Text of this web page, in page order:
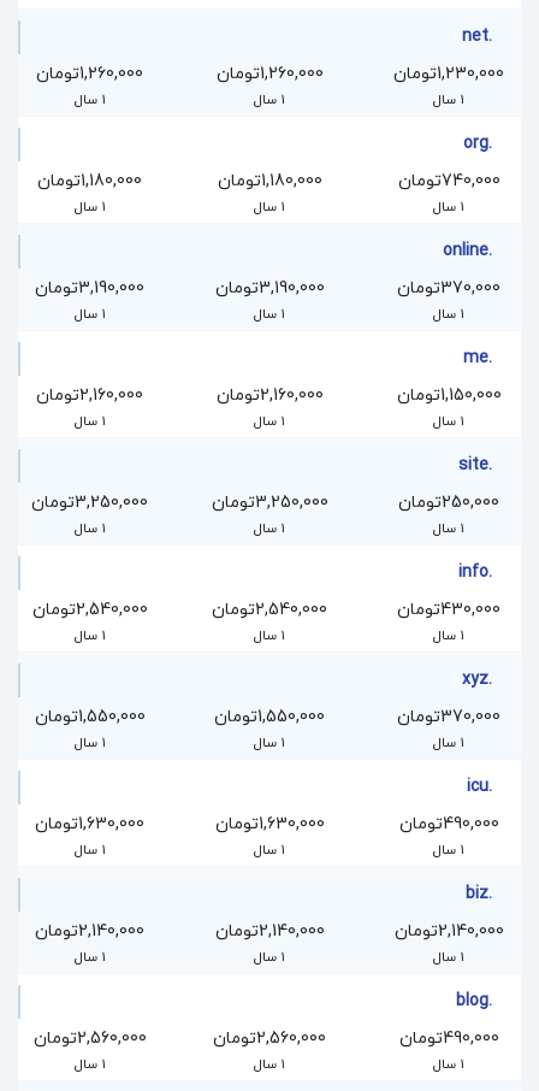
.net
1,230,000تومان
1 سال
1,260,000تومان
1 سال
1,260,000تومان
1 سال
.org
740,000تومان
1 سال
1,180,000تومان
1 سال
1,180,000تومان
1 سال
.online
370,000تومان
1 سال
3,190,000تومان
1 سال
3,190,000تومان
1 سال
.me
1,150,000تومان
1 سال
2,160,000تومان
1 سال
2,160,000تومان
1 سال
.site
250,000تومان
1 سال
3,250,000تومان
1 سال
3,250,000تومان
1 سال
.info
430,000تومان
1 سال
2,540,000تومان
1 سال
2,540,000تومان
1 سال
.xyz
370,000تومان
1 سال
1,550,000تومان
1 سال
1,550,000تومان
1 سال
.icu
490,000تومان
1 سال
1,630,000تومان
1 سال
1,630,000تومان
1 سال
.biz
2,140,000تومان
1 سال
2,140,000تومان
1 سال
2,140,000تومان
1 سال
.blog
490,000تومان
1 سال
2,560,000تومان
1 سال
2,560,000تومان
1 سال